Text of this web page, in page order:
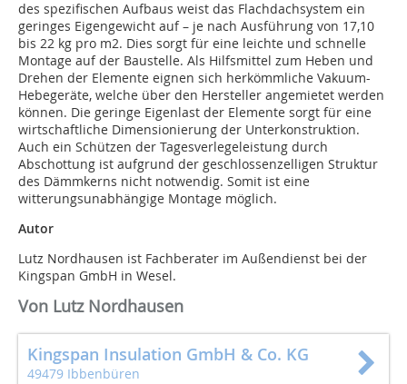
des spezifischen Aufbaus weist das Flachdachsystem ein
geringes Eigengewicht auf – je nach Ausführung von 17,10
bis 22 kg pro m2. Dies sorgt für eine leichte und schnelle
Montage auf der Baustelle. Als Hilfsmittel zum Heben und
Drehen der Elemente eignen sich herkömmliche Vakuum-
Hebegeräte, welche über den Hersteller angemietet werden
können. Die geringe Eigenlast der Elemente sorgt für eine
wirtschaftliche Dimensionierung der Unterkonstruktion.
Auch ein Schützen der Tagesverlegeleistung durch
Abschottung ist aufgrund der geschlossenzelligen Struktur
des Dämmkerns nicht notwendig. Somit ist eine
witterungsunabhängige Montage möglich.
Autor
Lutz Nordhausen ist Fachberater im Außendienst bei der
Kingspan GmbH in Wesel.
Von Lutz Nordhausen
Kingspan Insulation GmbH & Co. KG
49479 Ibbenbüren